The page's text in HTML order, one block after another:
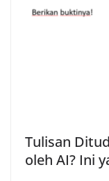
Tulisan
oleh AI? Ini